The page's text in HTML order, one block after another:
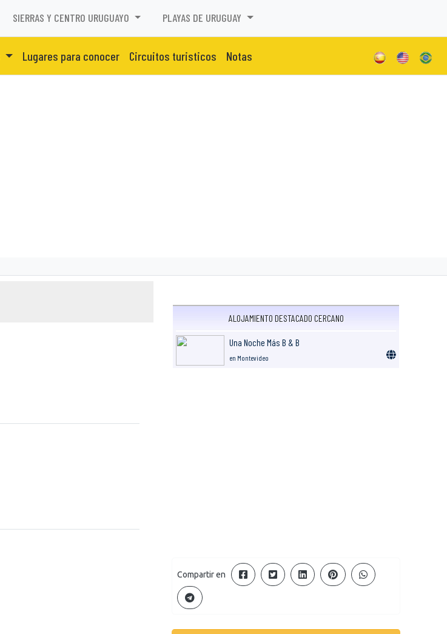
SIERRAS Y CENTRO URUGUAYO PLAYAS DE URUGUAY
Lugares para conocer Circuitos turisticos Notas
ALOJAMIENTO DESTACADO CERCANO
Una Noche Más B & B
en Montevideo
Compartir en